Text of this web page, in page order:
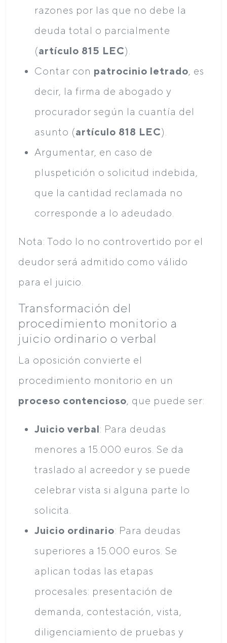
razones por las que no debe la
deuda total o parcialmente
(artículo 815 LEC).
Contar con patrocinio letrado , es
decir, la firma de abogado y
procurador según la cuantía del
asunto (artículo 818 LEC).
Argumentar, en caso de
pluspetición o solicitud indebida,
que la cantidad reclamada no
corresponde a lo adeudado.
Nota: Todo lo no controvertido por el
deudor será admitido como válido
para el juicio.
Transformación del
procedimiento monitorio a
juicio ordinario o verbal
La oposición convierte el
procedimiento monitorio en un
proceso contencioso , que puede ser:
Juicio verbal: Para deudas
menores a 15.000 euros. Se da
traslado al acreedor y se puede
celebrar vista si alguna parte lo
solicita.
Juicio ordinario: Para deudas
superiores a 15.000 euros. Se
aplican todas las etapas
procesales: presentación de
demanda, contestación, vista,
diligenciamiento de pruebas y